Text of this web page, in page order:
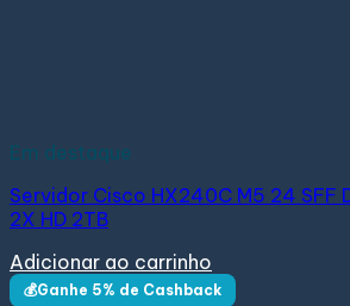
Em destaque
Servidor Cisco HX240C M5 24 SFF
2X HD 2TB
Adicionar ao carrinho
💰Ganhe 5% de Cashback